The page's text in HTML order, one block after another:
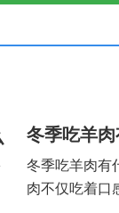
冬季吃羊
冬季吃羊肉有
肉不仅吃着口